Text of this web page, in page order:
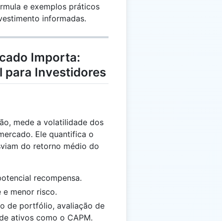
e exemplos práticos
informadas.
Importa:
para Investidores
mede a volatilidade dos
Ele quantifica o
do retorno médio do
recompensa.
e menor risco.
de portfólio, avaliação de
ativos como o CAPM.